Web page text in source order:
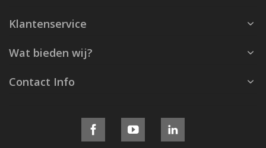
Klantenservice
Wat bieden wij?
Contact Info